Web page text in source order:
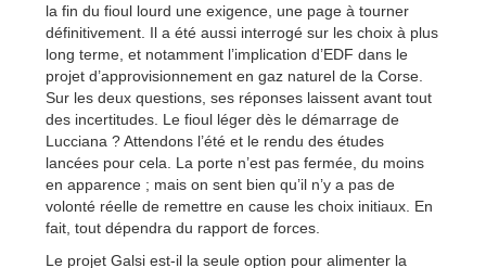
la fin du fioul lourd une exigence, une page à tourner
définitivement. Il a été aussi interrogé sur les choix à plus
long terme, et notamment l’implication d’EDF dans le
projet d’approvisionnement en gaz naturel de la Corse.
Sur les deux questions, ses réponses laissent avant tout
des incertitudes. Le fioul léger dès le démarrage de
Lucciana ? Attendons l’été et le rendu des études
lancées pour cela. La porte n’est pas fermée, du moins
en apparence ; mais on sent bien qu’il n’y a pas de
volonté réelle de remettre en cause les choix initiaux. En
fait, tout dépendra du rapport de forces.
Le projet Galsi est-il la seule option pour alimenter la